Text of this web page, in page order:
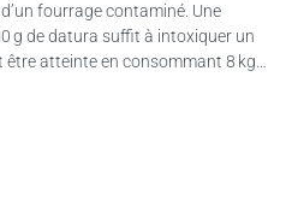
fourrage contaminé. Une
g de datura suffit à intoxiquer un
atteinte en consommant 8 kg…